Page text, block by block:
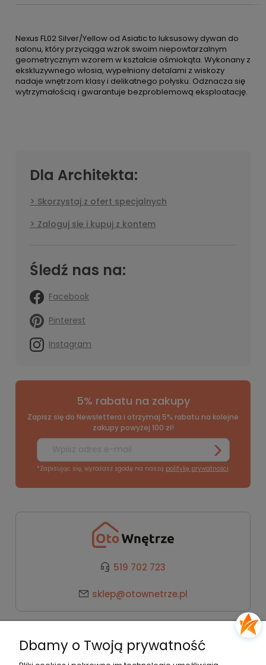
Nexus FL02 Silver/Yellow od Asiatic to luksusowy dywan do
salonu, który przyciąga wzrok swoim niepowtarzalnym
geometrycznym wzorem w kształcie ośmiokąta. Wykonany z
ekskluzywnego włosia, wypełniony detalami z wiskozy
nadaje wnętrzom klasy i delikatnego połysku. Odznacza się
wytrzymałością i gwarantuje bezproblemową eksploatację.
Dla Architekta:
Skorzystaj z ofert specjalnych
Zaloguj się i kupuj z kontem
Śledź nas na:
Facebook
Pinterest
Instagram
5% rabatu na zakupy
Zapisz się do Newslettera i otrzymaj 5% rabatu na kolejne
zakupy powyżej 100 zł!
*Zapisując się, wyrażasz zgodę na naszą politykę prywatności.
519 702 723
sklep@otownetrze.pl
Dbamy o Twoją prywatność